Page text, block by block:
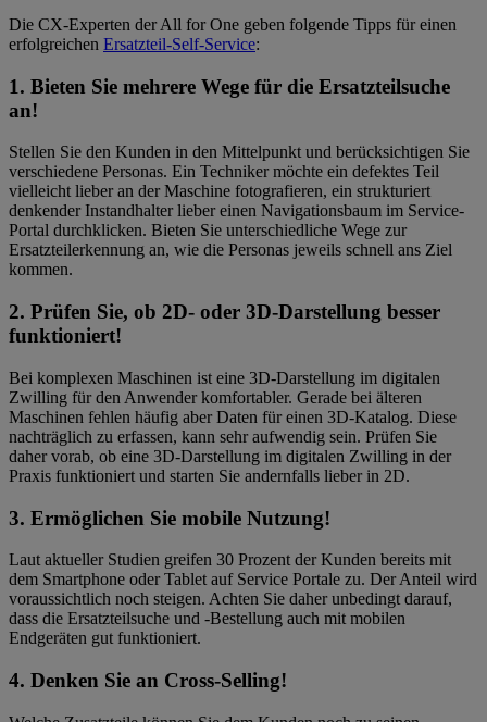
Die CX-Experten der All for One geben folgende Tipps für einen
erfolgreichen Ersatzteil-Self-Service:
1. Bieten Sie mehrere Wege für die Ersatzteilsuche
an!
Stellen Sie den Kunden in den Mittelpunkt und berücksichtigen Sie
verschiedene Personas. Ein Techniker möchte ein defektes Teil
vielleicht lieber an der Maschine fotografieren, ein strukturiert
denkender Instandhalter lieber einen Navigationsbaum im Service-
Portal durchklicken. Bieten Sie unterschiedliche Wege zur
Ersatzteilerkennung an, wie die Personas jeweils schnell ans Ziel
kommen.
2. Prüfen Sie, ob 2D- oder 3D-Darstellung besser
funktioniert!
Bei komplexen Maschinen ist eine 3D-Darstellung im digitalen
Zwilling für den Anwender komfortabler. Gerade bei älteren
Maschinen fehlen häufig aber Daten für einen 3D-Katalog. Diese
nachträglich zu erfassen, kann sehr aufwendig sein. Prüfen Sie
daher vorab, ob eine 3D-Darstellung im digitalen Zwilling in der
Praxis funktioniert und starten Sie andernfalls lieber in 2D.
3. Ermöglichen Sie mobile Nutzung!
Laut aktueller Studien greifen 30 Prozent der Kunden bereits mit
dem Smartphone oder Tablet auf Service Portale zu. Der Anteil wird
voraussichtlich noch steigen. Achten Sie daher unbedingt darauf,
dass die Ersatzteilsuche und -Bestellung auch mit mobilen
Endgeräten gut funktioniert.
4. Denken Sie an Cross-Selling!